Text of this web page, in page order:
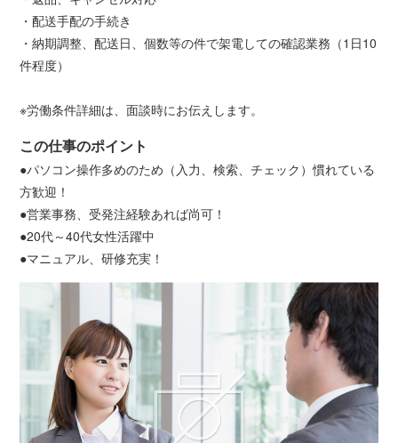
・配送手配の手続き
・納期調整、配送日、個数等の件で架電しての確認業務（1日10
件程度）
※労働条件詳細は、面談時にお伝えします。
この仕事のポイント
●パソコン操作多めのため（入力、検索、チェック）慣れている
方歓迎！
●営業事務、受発注経験あれば尚可！
●20代～40代女性活躍中
●マニュアル、研修充実！